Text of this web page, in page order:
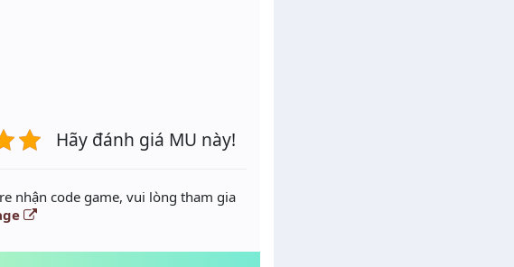
Hãy đánh giá MU này!
nhận code game, vui lòng tham gia